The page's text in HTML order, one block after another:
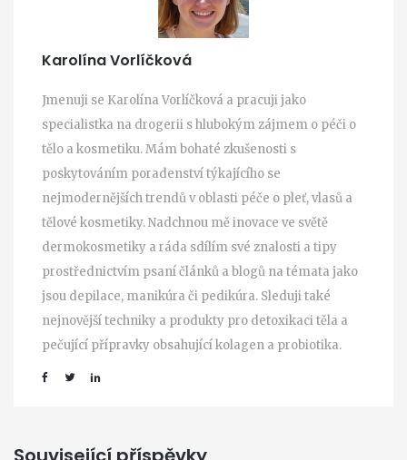
Karolína Vorlíčková
Jmenuji se Karolína Vorlíčková a pracuji jako
specialistka na drogerii s hlubokým zájmem o péči o
tělo a kosmetiku. Mám bohaté zkušenosti s
poskytováním poradenství týkajícího se
nejmodernějších trendů v oblasti péče o pleť, vlasů a
tělové kosmetiky. Nadchnou mě inovace ve světě
dermokosmetiky a ráda sdílím své znalosti a tipy
prostřednictvím psaní článků a blogů na témata jako
jsou depilace, manikúra či pedikúra. Sleduji také
nejnovější techniky a produkty pro detoxikaci těla a
pečující přípravky obsahující kolagen a probiotika.